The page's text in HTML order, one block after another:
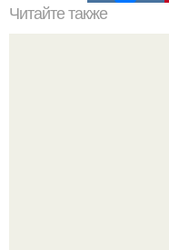
Читайте также